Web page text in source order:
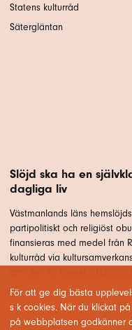
Statens kulturråd
Sätergläntan
Slöjd ska ha en
dagliga liv
Västmanlands läns
partipolitiskt och religiöst
finansieras med medel från
kulturråd via
För att ge dig bästa
s k cookies. När du klickat
på webbplatsen godkänner